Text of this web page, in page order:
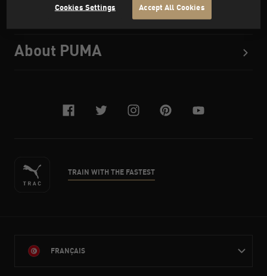
Support
About PUMA
facebook
twitterinstagram
pinterest
youtube
TRAIN WITH THE FASTEST
FRANÇAIS
Cookies Settings Accept All Cookies